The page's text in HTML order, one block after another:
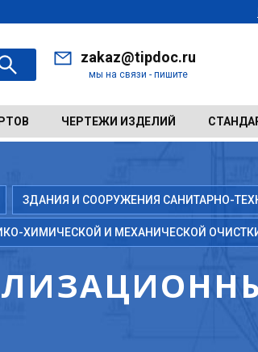
zakaz@tipdoc.ru
мы на связи - пишите
ЧЕРТЕЖИ ИЗДЕЛИЙ
ЗДАНИЯ И СООРУЖЕНИЯ САНИТАРНО-
ХИМИЧЕСКОЙ И МЕХАНИЧЕСКОЙ